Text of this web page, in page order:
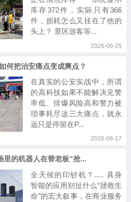
库存372件，实际只有366
件，损耗怎么又挂在了他的
头上？ 景区游客等...
2026-06-25
何把治安痛点变成爽点？
在真实的公安实战中，所谓
的高科技如果不能解决见警
率低、排爆风险高和警力被
琐事耗尽这三大痛点，就永
远只是停留在P...
2026-06-17
里的机器人在替老板“抢...
全天候的印钞机？..... 具身
智能的应用别扯什么“拯救生
命”的宏大叙事，在商业服务